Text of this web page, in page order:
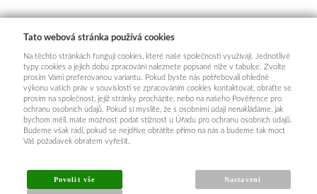
Tato webová stránka používá cookies
Na těchto stránkách fungují cookies, které naše společnosti využívají. Jednotlivé
typy cookies a jejich dobu zpracování naleznete popsané níže v tabulce. Zvolte
prosím Vámi preferovanou variantu. Pokud byste nás potřebovali ohledně
výkonu vašich práv v souvislosti se zpracováním cookies kontaktovat, obraťte se
prosím na společnost, jejíž stránky procházíte, nebo na našeho Pověřence pro
ochranu osobních údajů. Pokud si myslíte, že s osobními údaji nenakládáme, jak
bychom měli, máte možnost podat stížnost u Úřadu pro ochranu osobních údajů.
Budeme však rádi, pokud se nejdříve obrátíte přímo na nás a budeme tak moct
Váš požadavek obratem vyřešit.
Povolit vše Nastavení